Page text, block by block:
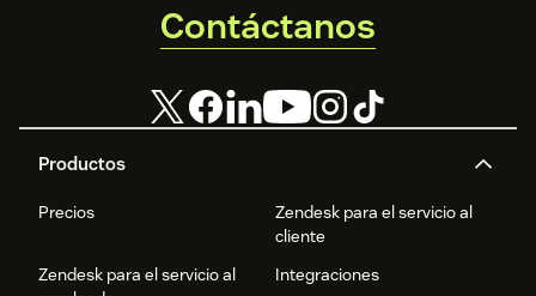
Productos
Precios
Zendesk para el servicio al
cliente
Zendesk para el servicio al
Integraciones
Contáctanos